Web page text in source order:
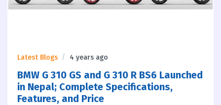
Latest Blogs 4 years ago
BMW G 310 GS and G 310 R BS6 Launched
in Nepal; Complete Specifications,
Features, and Price